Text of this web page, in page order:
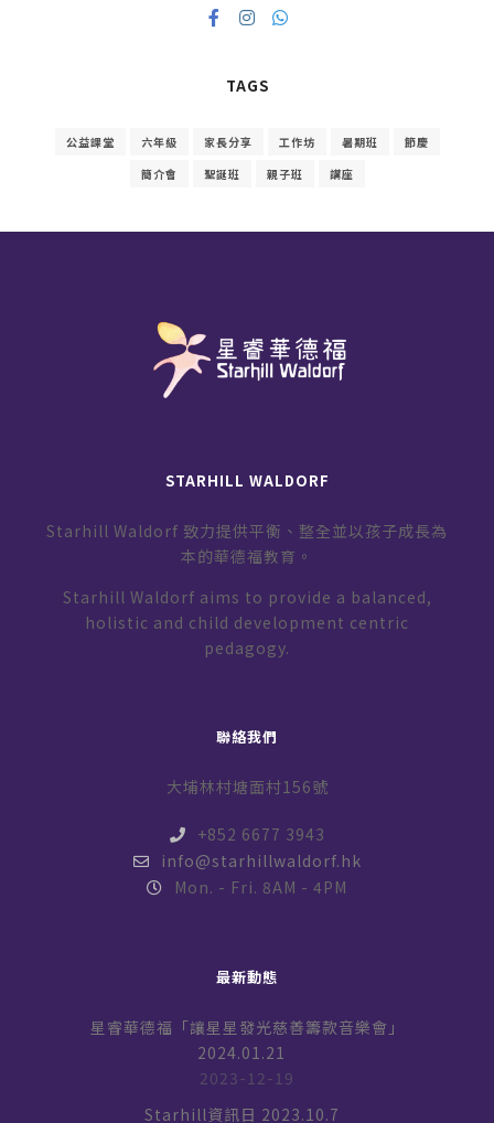
TAGS
公益課堂 六年級 家長分享 工作坊 暑期班
節慶
簡介會
聖誕班 親子班 講座
STARHILL WALDORF
Starhill Waldorf 致力提供平衡、整全並以孩子成長為
本的華德福教育。
Starhill Waldorf aims to provide a balanced,
holistic and child development centric
pedagogy.
聯絡我們
大埔林村塘面村156號
+852 6677 3943
info@starhillwaldorf.hk
Mon. - Fri. 8AM - 4PM
最新動態
星睿華德福「讓星星發光慈善籌款音樂會」
2024.01.21
2023-12-19
Starhill資訊日 2023.10.7